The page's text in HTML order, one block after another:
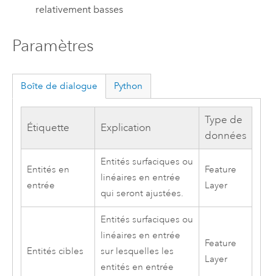
relativement basses
Paramètres
Boîte de dialogue Python
Étiquette Explication
Type de
données
Entités en
entrée
Entités surfaciques ou
linéaires en entrée
qui seront ajustées.
Feature
Layer
Entités cibles
Entités surfaciques ou
linéaires en entrée
sur lesquelles les
entités en entrée
Feature
Layer